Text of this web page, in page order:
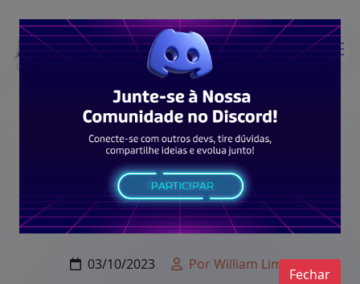
Typescript
With
03/10/2023 Por William Lima
Fechar